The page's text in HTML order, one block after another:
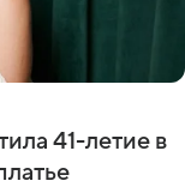
41-летие в